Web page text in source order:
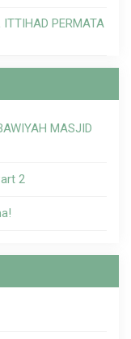
PERMATA
MASJID
2